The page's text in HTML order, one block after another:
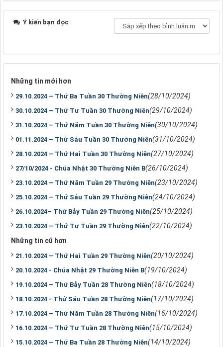
Ý kiến bạn đọc
Những tin mới hơn
29.10.2024 – Thứ Ba Tuần 30 Thường Niên(28/10/2024)
30.10.2024 – Thứ Tư Tuần 30 Thường Niên(29/10/2024)
31.10.2024 – Thứ Năm Tuần 30 Thường Niên(30/10/2024)
01.11.2024 – Thứ Sáu Tuần 30 Thường Niên(31/10/2024)
28.10.2024 – Thứ Hai Tuần 30 Thường Niên(27/10/2024)
27/10/2024 - Chúa Nhật 30 Thường Niên B(26/10/2024)
23.10.2024 – Thứ Năm Tuần 29 Thường Niên(23/10/2024)
25.10.2024 – Thứ Sáu Tuần 29 Thường Niên(24/10/2024)
26.10.2024– Thứ Bảy Tuần 29 Thường Niên(25/10/2024)
23.10.2024 – Thứ Tư Tuần 29 Thường Niên(22/10/2024)
Những tin cũ hơn
21.10.2024 – Thứ Hai Tuần 29 Thường Niên(20/10/2024)
20.10.2024 - Chúa Nhật 29 Thường Niên B(19/10/2024)
19.10.2024 – Thứ Bảy Tuần 28 Thường Niên(18/10/2024)
18.10.2024 - Thứ Sáu Tuần 28 Thường Niên(17/10/2024)
17.10.2024 – Thứ Năm Tuần 28 Thường Niên(16/10/2024)
16.10.2024 – Thứ Tư Tuần 28 Thường Niên(15/10/2024)
15.10.2024 – Thứ Ba Tuần 28 Thường Niên(14/10/2024)